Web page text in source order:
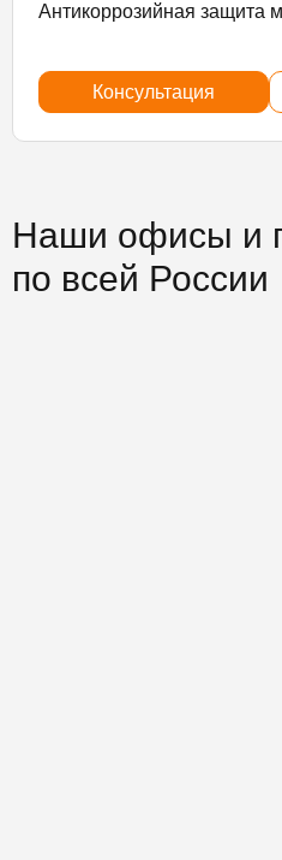
Антикоррозийная защита
Консультация
Наши офисы и
по всей России